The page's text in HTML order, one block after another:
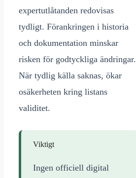
expertutlåtanden redovisas
tydligt. Förankringen i historia
och dokumentation minskar
risken för godtyckliga ändringar.
När tydlig källa saknas, ökar
osäkerheten kring listans
validitet.
Viktigt
Ingen officiell digital